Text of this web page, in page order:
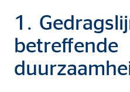
1.
betreffende